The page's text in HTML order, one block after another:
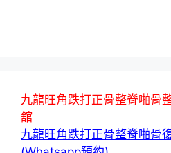
九龍旺角跌打正骨整脊啪骨
舘
九龍旺角跌打正骨整脊啪骨